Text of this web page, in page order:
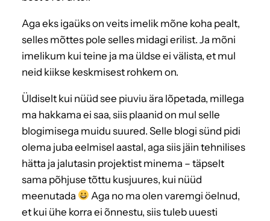
Aga eks igaüks on veits imelik mõne koha pealt,
selles mõttes pole selles midagi erilist. Ja mõni
imelikum kui teine ja ma üldse ei välista, et mul
neid kiikse keskmisest rohkem on.
Üldiselt kui nüüd see piuviu ära lõpetada, millega
ma hakkama ei saa, siis plaanid on mul selle
blogimisega muidu suured. Selle blogi sünd pidi
olema juba eelmisel aastal, aga siis jäin tehnilises
hätta ja jalutasin projektist minema – täpselt
sama põhjuse tõttu kusjuures, kui nüüd
meenutada
Aga no ma olen varemgi öelnud,
et kui ühe korra ei õnnestu, siis tuleb uuesti